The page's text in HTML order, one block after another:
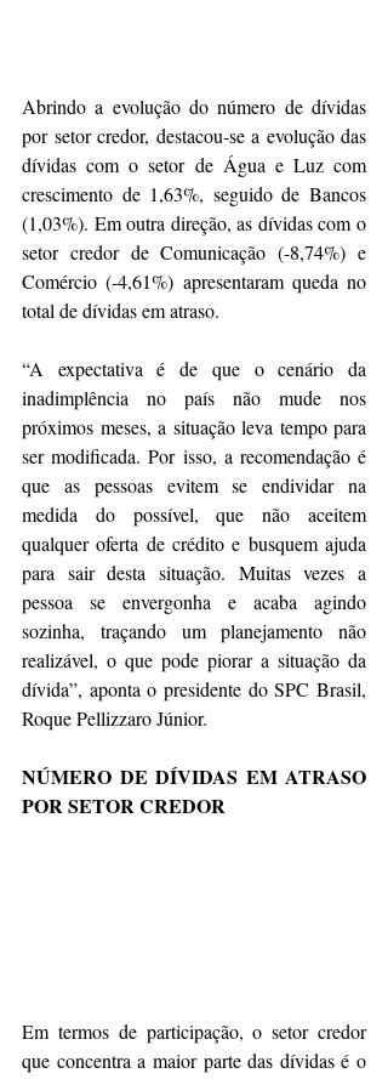
Abrindo a evolução do número de dívidas
por setor credor, destacou‐se a evolução das
dívidas com o setor de Água e Luz com
crescimento de 1,63%, seguido de Bancos
(1,03%). Em outra direção, as dívidas com o
setor credor de Comunicação (‐8,74%) e
Comércio (‐4,61%) apresentaram queda no
total de dívidas em atraso.
“A expectativa é de que o cenário da
inadimplência no país não mude nos
próximos meses, a situação leva tempo para
ser modificada. Por isso, a recomendação é
que as pessoas evitem se endividar na
medida do possível, que não aceitem
qualquer oferta de crédito e busquem ajuda
para sair desta situação. Muitas vezes a
pessoa se envergonha e acaba agindo
sozinha, traçando um planejamento não
realizável, o que pode piorar a situação da
dívida”, aponta o presidente do SPC Brasil,
Roque Pellizzaro Júnior.
NÚMERO DE DÍVIDAS EM ATRASO
POR SETOR CREDOR
Em termos de participação, o setor credor
que concentra a maior parte das dívidas é o